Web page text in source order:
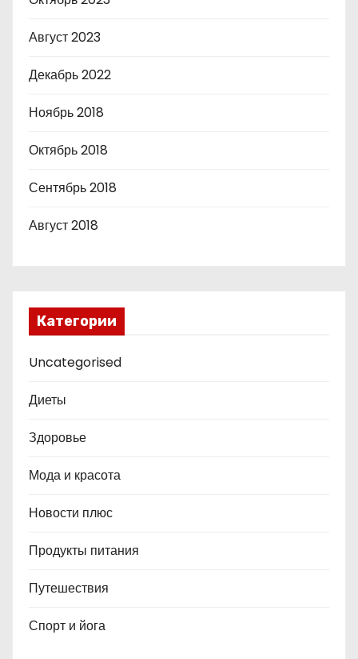
Август 2023
Декабрь 2022
Ноябрь 2018
Октябрь 2018
Сентябрь 2018
Август 2018
Категории
Uncategorised
Диеты
Здоровье
Мода и красота
Новости плюс
Продукты питания
Путешествия
Спорт и йога